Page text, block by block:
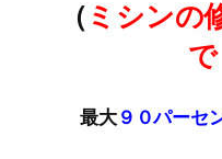
（ ミシンの
で
最大９０パーセ